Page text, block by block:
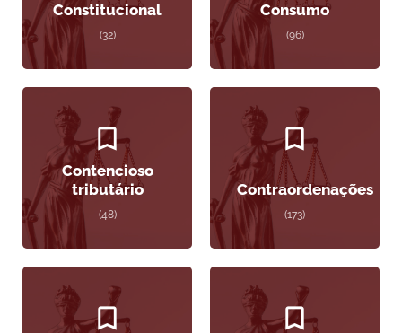
Constitucional
(32)
Consumo
(96)
Contencioso
tributário
(48)
Contraordenações
(173)